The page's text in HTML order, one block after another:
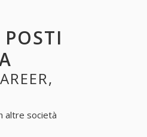
POSTI
altre società